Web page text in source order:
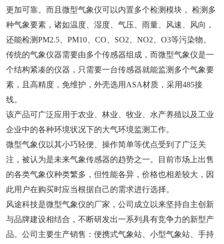
更加可靠。而且微型气象仪可以内置多个检测模块， 检测多
种气象要素，诸如温度、湿度、气压、雨量、风速、风向，
还能检测PM2.5、PM10、CO、SO2、NO2、O3等污染物。
传统的气象仪器需要由多个传感器组成，而微型气象仪是一
个结构紧凑的仪器，只需要一台传感器就能监测多个气象要
素，且高精度，免维护，外壳选用ASA材质，采用485接
线。
该产品可广泛应用于农业、林业、牧业、水产养殖以及工业
企业中的各种环境状况下的大气环境监测工作。
微型气象仪以其小巧轻便、操作简单等优点受到了广泛关
注，被认为是未来气象传感器的趋势之一。目前市场上出售
的各类气象仪种类繁多，但性能各异，价格也相差较大，因
此用户在购买时应当根据自己的需求进行选择。
风途科技是微型气象仪的厂家，公司成立以来坚持自主创新
与品牌建设相结合，不断研发出一系列具有竞争力的新型产
品。公司主要生产销售：便携式气象站、小型气象站、手持